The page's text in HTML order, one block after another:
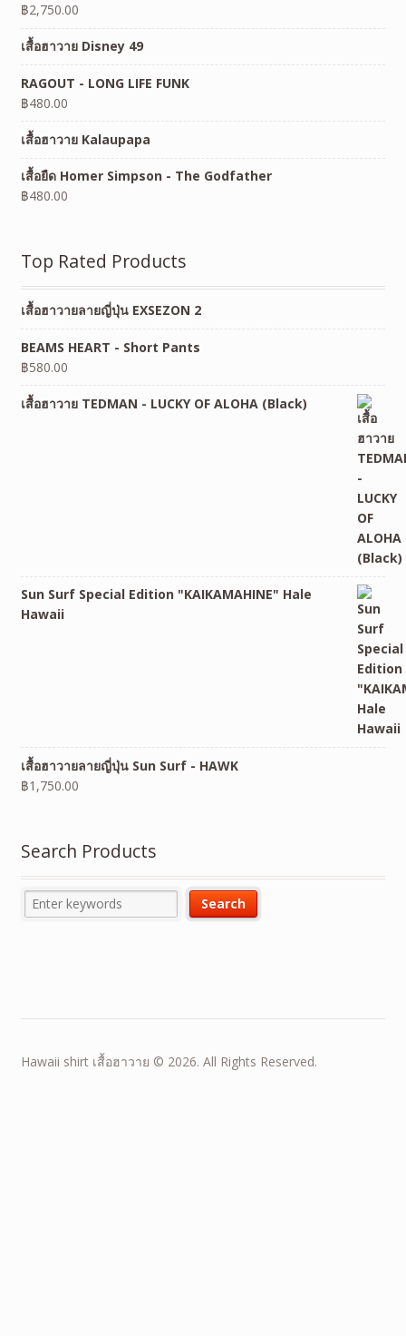
฿2,750.00
เสื้อฮาวาย Disney 49
RAGOUT - LONG LIFE FUNK
฿480.00
เสื้อฮาวาย Kalaupapa
เสื้อยืด Homer Simpson - The Godfather
฿480.00
Top Rated Products
เสื้อฮาวายลายญี่ปุ่น EXSEZON 2
BEAMS HEART - Short Pants
฿580.00
เสื้อฮาวาย TEDMAN - LUCKY OF ALOHA (Black)
Sun Surf Special Edition "KAIKAMAHINE" Hale
Hawaii
เสื้อฮาวายลายญี่ปุ่น Sun Surf - HAWK
฿1,750.00
Search Products
Hawaii shirt เสื้อฮาวาย © 2026. All Rights Reserved.